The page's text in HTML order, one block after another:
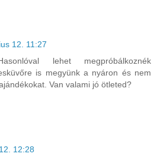
12. 11:27
lehet megpróbálkoznék
is megyünk a nyáron és nem
Van valami jó ötleted?
12:28